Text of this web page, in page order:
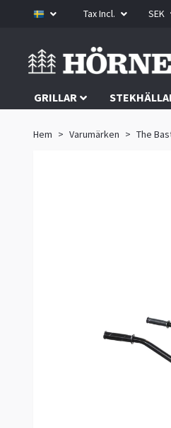
Tax Incl. SEK
GRILLAR
Hem Varumärken The